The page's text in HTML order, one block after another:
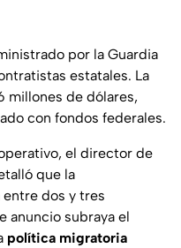
por la Guardia
estatales. La
millones de dólares,
con fondos federales.
el director de
que la
dos y tres
anuncio subraya el
política migratoria